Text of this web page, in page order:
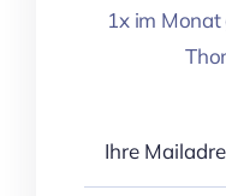
1x im Monat